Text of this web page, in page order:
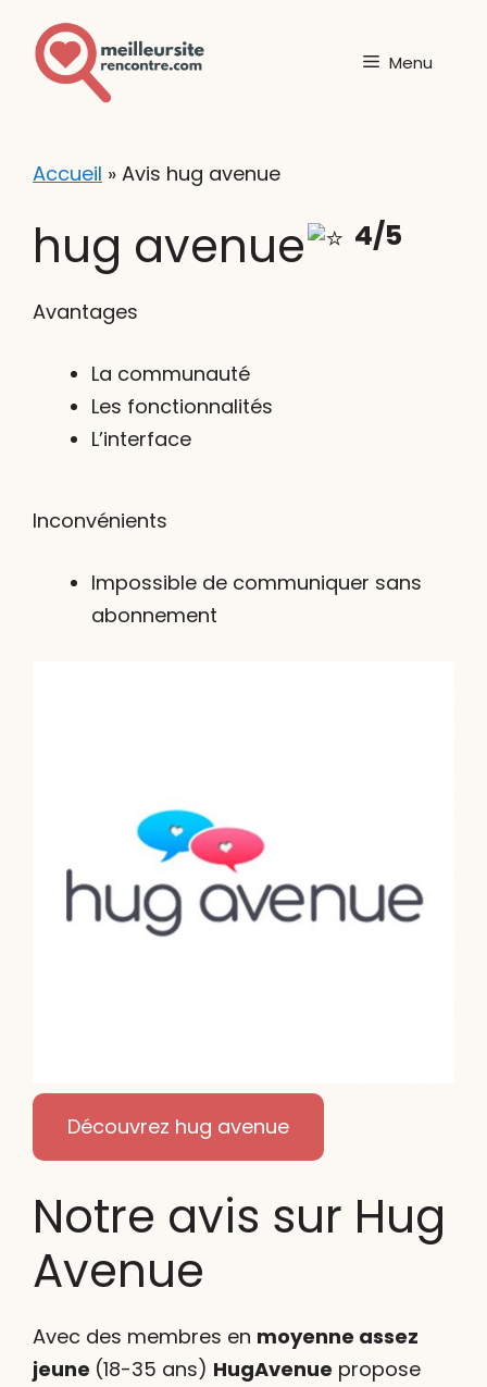
contenu
Menu
Accueil » Avis hug avenue
hug avenue 4/5
Avantages
La communauté
Les fonctionnalités
L’interface
Inconvénients
Impossible de communiquer sans
abonnement
Découvrez hug avenue
Notre avis sur Hug
Avenue
Avec des membres en moyenne assez
jeune (18-35 ans) HugAvenue propose